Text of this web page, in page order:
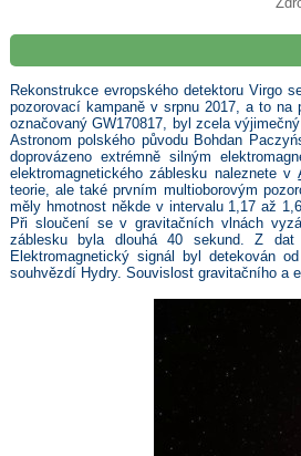
Rekonstrukce evropského detektoru Virgo
pozorovací kampaně v srpnu 2017, a to
označovaný GW170817, byl zcela
Astronom polského původu Bohdan
doprovázeno extrémně silným
elektromagnetického záblesku naleznete v
teorie, ale také prvním multioborovým
měly hmotnost někde v intervalu 1,17 až
Při sloučení se v gravitačních vlnách
záblesku byla dlouhá 40 sekund. Z dat
Elektromagnetický signál byl detekován
souhvězdí Hydry. Souvislost gravitačního a